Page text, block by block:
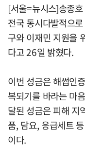
[서울=뉴시스]송종
전국 동시다발적으
구와 이재민 지원을
다고 26일 밝혔다.
이번 성금은 해썹인
복되기를 바라는 마
달된 성금은 피해 지
품, 담요, 응급세트
이다.